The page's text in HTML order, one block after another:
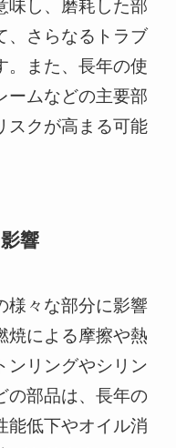
味し、磨耗した部
、さらなるトラブ
。また、長年の使
ームなどの主要部
スクが高まる可能
響
様々な部分に影響
焼による摩擦や熱
ンリングやシリン
の部品は、長年の
能低下やオイル消